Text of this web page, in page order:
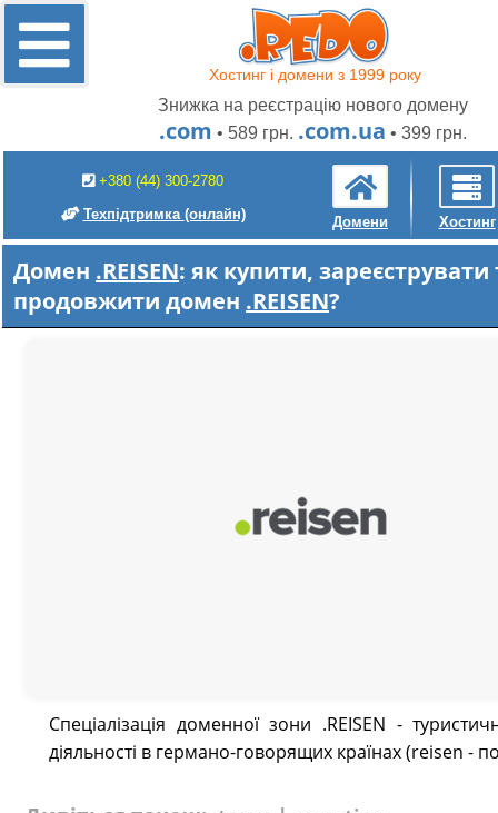
Хостинг і домени з 1999 року
Знижка на реєстрацію нового домену
.com • 589 грн. .com.ua • 399 грн.
+380 (44) 300-2780
Техпідтримка (онлайн) Домени Хостинг
Домен .REISEN: як купити, зареєструвати
продовжити домен .REISEN?
Спеціалізація доменної зони .REISEN -
діяльності в германо-говорящих країнах (reisen -